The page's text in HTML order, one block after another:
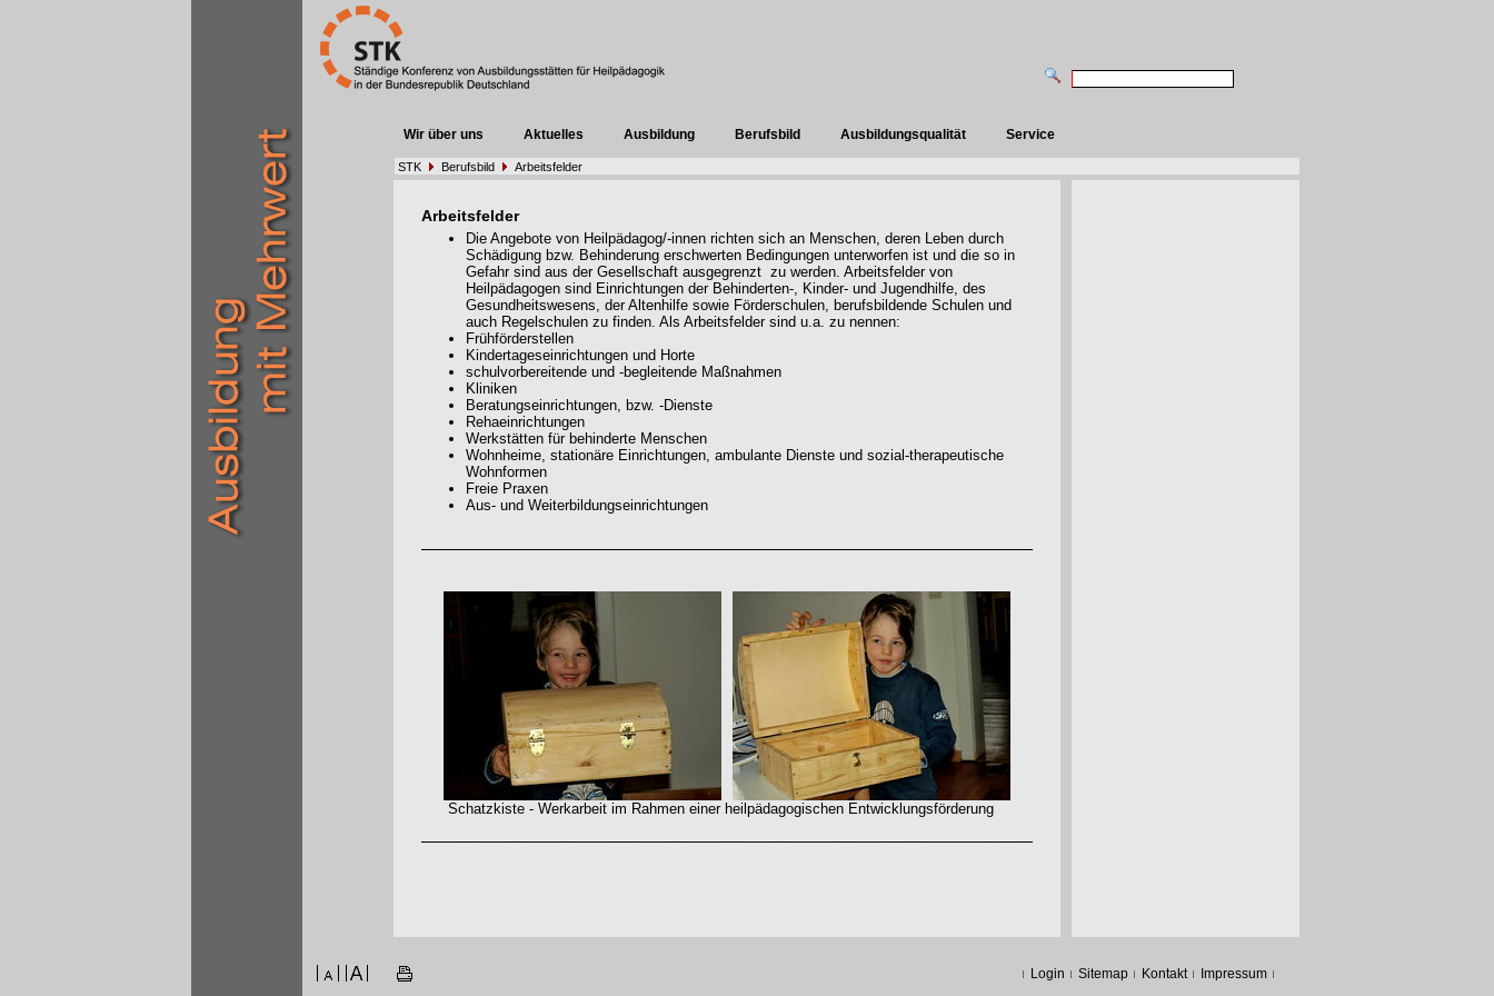
Wir über uns Aktuelles Ausbildung Berufsbild Ausbildungsqualität Service
STK Berufsbild Arbeitsfelder
Arbeitsfelder
Die Angebote von Heilpädagog/-innen richten sich an Menschen, deren Leben durch
Schädigung bzw. Behinderung erschwerten Bedingungen unterworfen ist und die so in
Gefahr sind aus der Gesellschaft ausgegrenzt zu werden. Arbeitsfelder von
Heilpädagogen sind Einrichtungen der Behinderten-, Kinder- und Jugendhilfe, des
Gesundheitswesens, der Altenhilfe sowie Förderschulen, berufsbildende Schulen und
auch Regelschulen zu finden. Als Arbeitsfelder sind u.a. zu nennen:
Frühförderstellen
Kindertageseinrichtungen und Horte
schulvorbereitende und -begleitende Maßnahmen
Kliniken
Beratungseinrichtungen, bzw. -Dienste
Rehaeinrichtungen
Werkstätten für behinderte Menschen
Wohnheime, stationäre Einrichtungen, ambulante Dienste und sozial-therapeutische
Wohnformen
Freie Praxen
Aus- und Weiterbildungseinrichtungen
Schatzkiste - Werkarbeit im Rahmen einer heilpädagogischen Entwicklungsförderung
Login Sitemap Kontakt Impressum